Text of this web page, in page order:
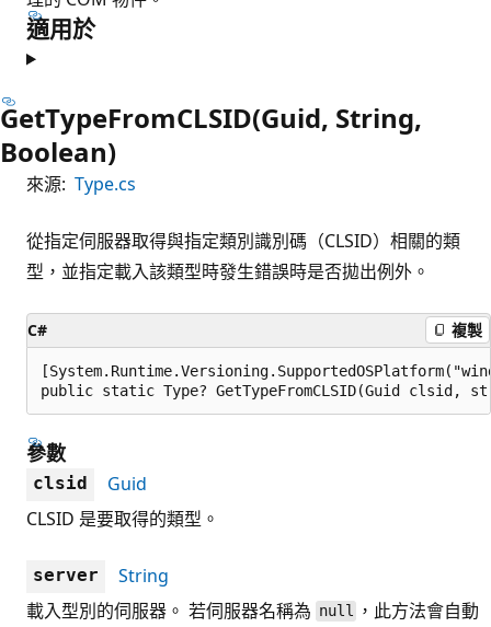
適用於
GetTypeFromCLSID(Guid, String,
Boolean)
來源: Type.cs
從指定伺服器取得與指定類別識別碼（CLSID）相關的類
型，並指定載入該類型時發生錯誤時是否拋出例外。
C# 複製
public static Type? GetTypeFromCLSID(Guid clsid,
參數
clsid
Guid
CLSID 是要取得的類型。
server
String
載入型別的伺服器。 若伺服器名稱為 null ，此方法會自動